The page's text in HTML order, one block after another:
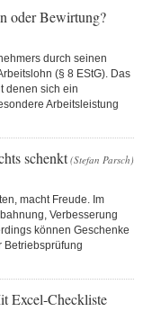
oder Bewirtung?
durch seinen
(§ 8 EStG). Das
denen sich ein
Arbeitsleistung
schenkt (Stefan Parsch)
macht Freude. Im
Verbesserung
können Geschenke
Betriebsprüfung
Excel-Checkliste